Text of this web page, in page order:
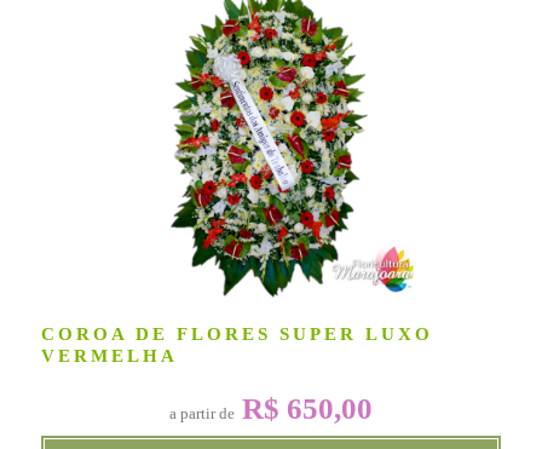
COROA DE FLORES SUPER LUXO
VERMELHA
a partir de R$ 650,00